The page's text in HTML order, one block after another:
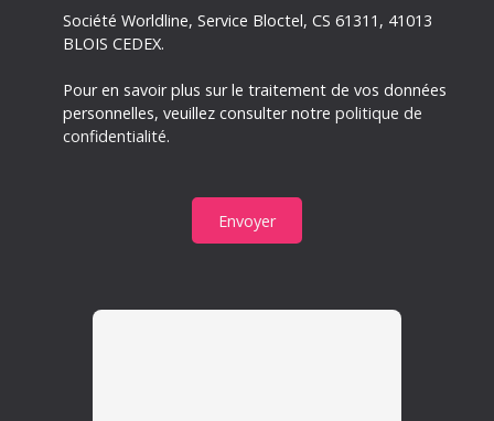
Société Worldline, Service Bloctel, CS 61311, 41013
BLOIS CEDEX.
Pour en savoir plus sur le traitement de vos données
personnelles, veuillez consulter notre politique de
confidentialité.
Envoyer